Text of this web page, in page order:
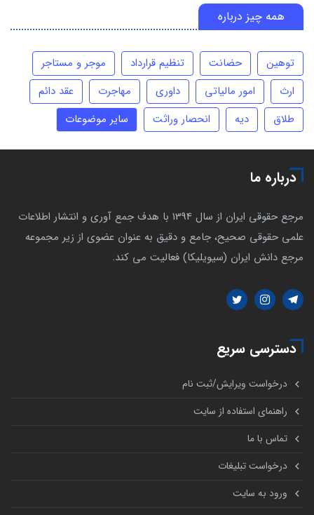
همه چیز درباره
توهین حضانت تنظیم قرارداد
موجر و مستاجر
ارث
امور مالیاتی داوری مهاجرت
عقد دائم
طلاق
دیه انحصار وراثت سایر موضوعات
درباره ما
مرجع حقوقی ایران از سال 1394 با هدف جمع آوری و انتشار اطلاعات
علمی حقوقی صحیح، جامع و دقیق به عنوان عضوی از زیر مجموعه
مرجع دانش ایران (سیویلیکا) فعالیت می کند.
دسترسی سریع
درخواست ویرایش/ثبت نام
راهنمای استفاده از سایت
تماس با ما
درخواست تبلیغات
ورود به سایت